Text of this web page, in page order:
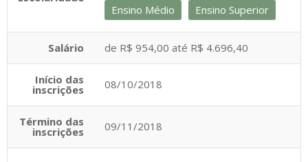
Ensino Médio Ensino Superior
Salário de R$ 954,00 até R$ 4.696,40
Início das
inscrições 08/10/2018
Término das
inscrições 09/11/2018